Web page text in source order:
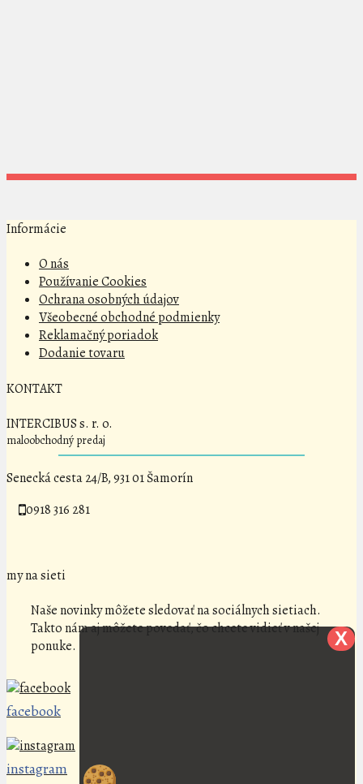
Informácie
O nás
Používanie Cookies
Ochrana osobných údajov
Všeobecné obchodné podmienky
Reklamačný poriadok
Dodanie tovaru
KONTAKT
INTERCIBUS s. r. o.
maloobchodný predaj
Senecká cesta 24/B, 931 01 Šamorín
0918 316 281
my na sieti
Naše novinky môžete sledovať na sociálnych sietiach.
Takto nám aj môžete povedať, čo chcete vidieť v našej
ponuke.
facebook
instagram
X